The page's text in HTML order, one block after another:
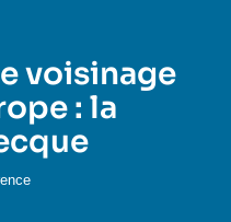
voisinage
: la